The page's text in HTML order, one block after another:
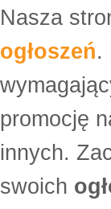
Nasza
ogłoszeń.
promocję
innych.
swoich